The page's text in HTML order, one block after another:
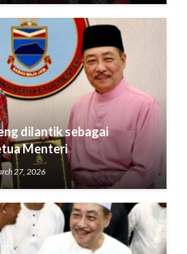
dilantik sebagai
Menteri
27, 2026